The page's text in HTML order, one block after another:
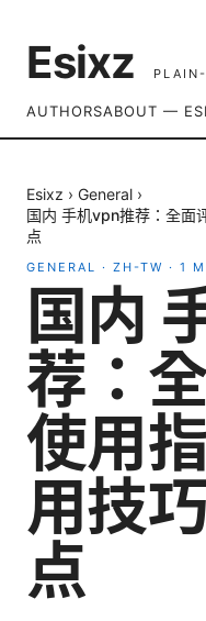
Esixz
AUTHORSABOUT —
Esixz › General ›
国内 手机vpn推荐：全面
点
GENERAL · ZH-TW · 1
国内
荐：
使用
用技
点